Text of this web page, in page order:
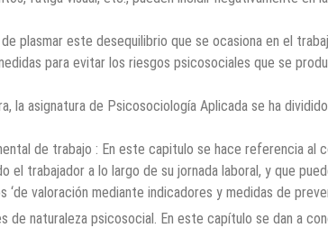
plasmar este desequilibrio que se ocasiona en el
para evitar los riesgos psicosociales que se
la asignatura de Psicosociología Aplicada se ha
de trabajo : En este capitulo se hace referencia al
el trabajador a lo largo de su jornada laboral, y que
‘de valoración mediante indicadores y medidas de
de naturaleza psicosocial. En este capítulo se dan a